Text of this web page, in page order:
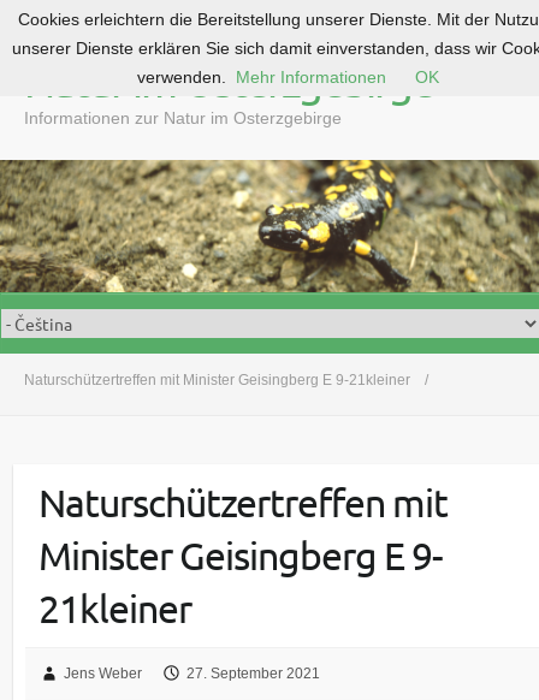
o
c
o
n
t
e
n
Natur im Osterzgebirge
Informationen zur Natur im Osterzgebirge
Naturschützertreffen mit Minister Geisingberg E 9-21kleiner
Naturschützertreffen mit
Minister Geisingberg E 9-
21kleiner
Jens Weber 27. September 2021
Cookies erleichtern die Bereitstellung unserer Dienste. Mit der
unserer Dienste erklären Sie sich damit einverstanden, dass wir
verwenden.
Mehr Informationen OK